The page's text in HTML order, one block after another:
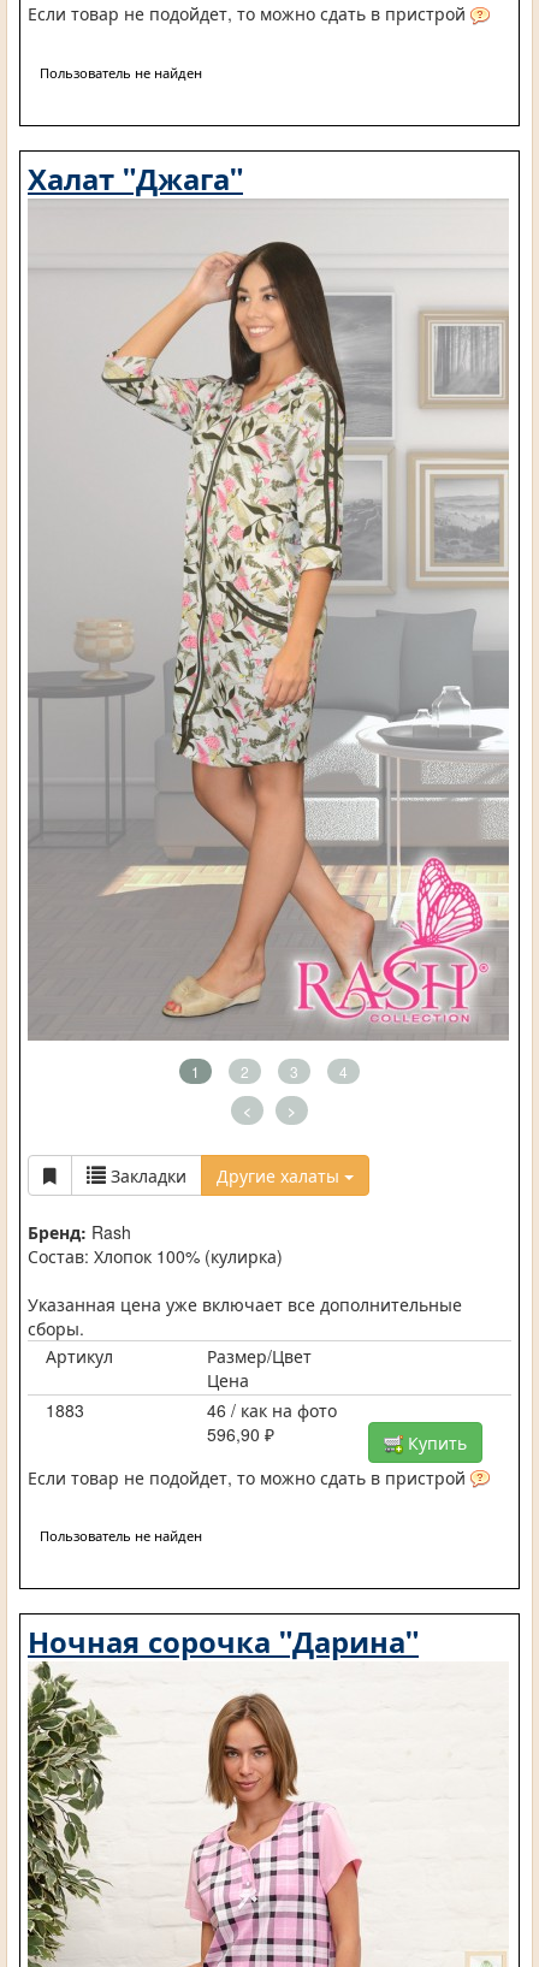
Если товар не подойдет, то можно сдать в пристрой
Пользователь не найден
Халат "Джага"
1 2 3 4
< >
Закладки Другие халаты
Бренд: Rash
Состав: Хлопок 100% (кулирка)
Указанная цена уже включает все дополнительные
сборы.
Артикул
Размер/Цвет
Цена
1883
46 / как на фото
596,90 ₽
Купить
Если товар не подойдет, то можно сдать в пристрой
Пользователь не найден
Ночная сорочка "Дарина"